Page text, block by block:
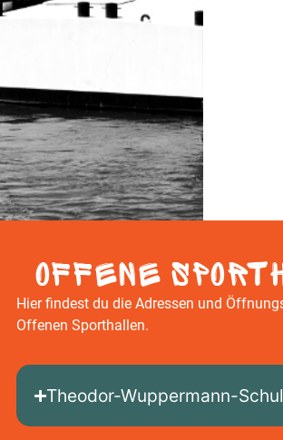
Offene
Hier findest du die Adressen und
Offenen Sporthallen.
Theodor-Wuppermann-